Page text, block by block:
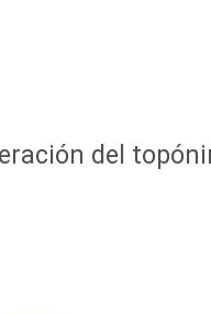
del